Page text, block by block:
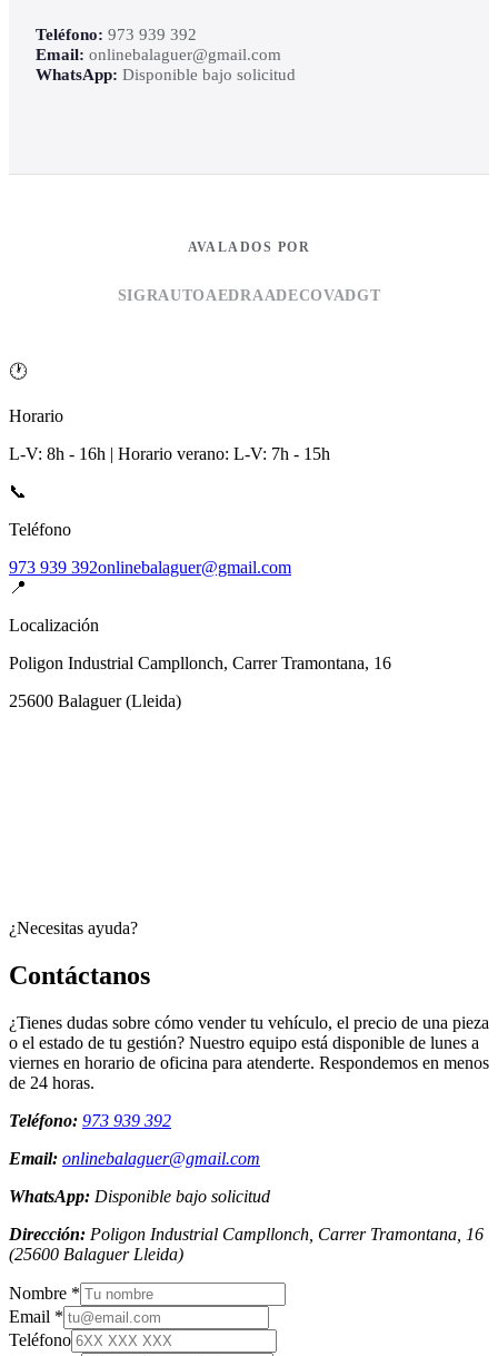
Teléfono: 973 939 392
Email: onlinebalaguer@gmail.com
WhatsApp: Disponible bajo solicitud
AVALADOS POR
SIGRAUTOAEDRAADECOVADGT
🕐
Horario
L-V: 8h - 16h | Horario verano: L-V: 7h - 15h
📞
Teléfono
973 939 392onlinebalaguer@gmail.com
📍
Localización
Poligon Industrial Campllonch, Carrer Tramontana, 16
25600 Balaguer(Lleida)
¿Necesitas ayuda?
Contáctanos
¿Tienes dudas sobre cómo vender tu vehículo, el precio de una pieza
o el estado de tu gestión? Nuestro equipo está disponible de lunes a
viernes en horario de oficina para atenderte. Respondemos en menos
de 24 horas.
Teléfono: 973 939 392
Email: onlinebalaguer@gmail.com
WhatsApp: Disponible bajo solicitud
Dirección: Poligon Industrial Campllonch, Carrer Tramontana, 16
(25600 Balaguer Lleida)
Nombre *
Email *
Teléfono